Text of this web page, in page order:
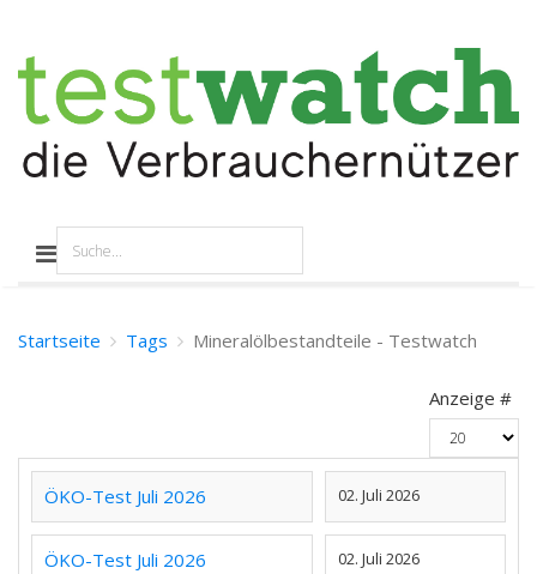
Startseite Tags Mineralölbestandteile - Testwatch
Anzeige #
ÖKO-Test Juli 2026 02. Juli 2026
ÖKO-Test Juli 2026 02. Juli 2026